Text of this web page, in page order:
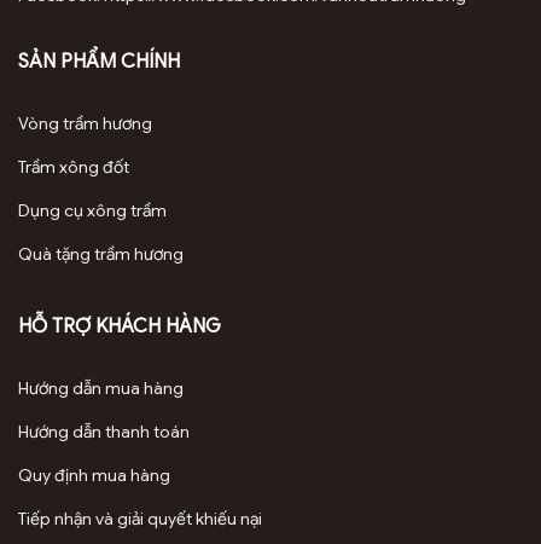
nóng chảy nhanh chóng, tỏa hương đều
khắp không gian.
sử dụng trực tiếp miếng trầm hương mà
tinh dầu.
nến tác động trực tiếp lên trầm hương,
giúp tinh dầu bốc hơi một cách tự nhiên,
SẢN PHẨM CHÍNH
Vòng trầm hương
Trầm xông đốt
Dụng cụ xông trầm
Quà tặng trầm hương
HỖ TRỢ KHÁCH HÀNG
Hướng dẫn mua hàng
Hướng dẫn thanh toán
Quy định mua hàng
Tiếp nhận và giải quyết khiếu nại